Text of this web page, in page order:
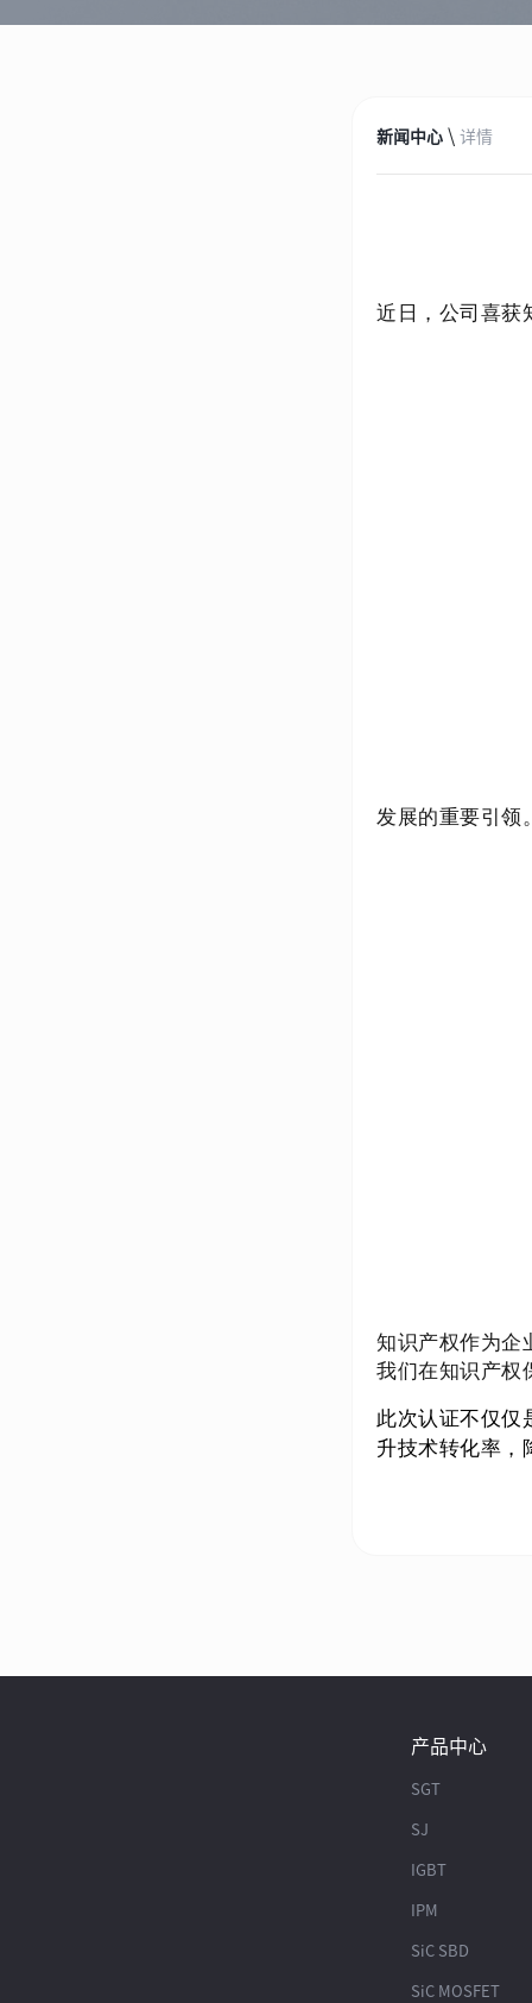
新闻中心 \ 详情
近日，公司喜获
发展的重要引领
知识产权作为企
我们在知识产权
此次认证不仅仅
升技术转化率，
产品中心
SGT
SJ
IGBT
IPM
SiC SBD
SiC MOSFET